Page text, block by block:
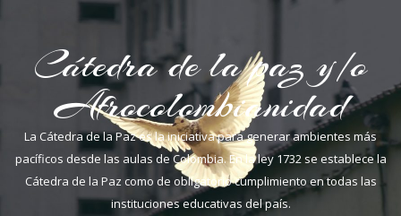
Cátedra de la paz y/o
Afrocolombianidad
La Cátedra de la Paz es la iniciativa para generar ambientes más
pacíficos desde las aulas de Colombia. En la ley 1732 se establece la
Cátedra de la Paz como de obligatorio cumplimiento en todas las
instituciones educativas del país.